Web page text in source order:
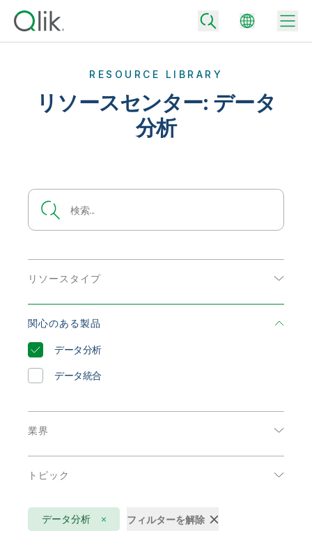
コミュニティ
カスタマーポータル
初期トレーニング
製品関連
採用情報
ニュースルーム
事業所 / 連絡先
Qlik
Talend
Back
テクノロジーパートナーとの連携
データ分析と AI
すべての製品
データ統合とデータ品質の価格
適切なデータ統合プランで、信頼できるデータを迅速に提供し、よりスマー
データ分析の価格
の達成をサポートします。
イベント / Web セミナー
リソースライブラリ
コミュニティ
RESOURCE LIBRARY
リソースセンター: データ
分析
リソースタイプ
eBook
アナリストレポート
インフォグラフィック
オンデマンド Web セミナー
ソリューション概要
ビデオ
顧客事例
関心のある製品
データ分析
データ統合
業界
エネルギーおよび公共事業
コミュニケーション
ハイテク
公共部門
トピック
DataOps
データ分析 フィルターを解除